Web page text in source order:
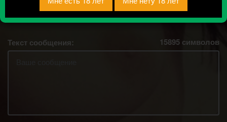
Текст сообщения: 15895 символов